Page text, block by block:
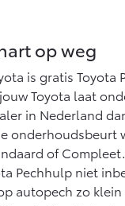
op weg
is gratis Toyota
Toyota laat
in Nederland
onderhoudsbeurt
of
Pechhulp niet
autopech zo